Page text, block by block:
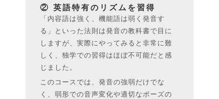
② 英語特有のリズムを習得
「内容語は強く、機能語は弱く発音す
る」といった法則は発音の教科書で目に
しますが、実際にやってみると非常に難
しく、独学での習得はほぼ不可能だと感
じました。
このコースでは、発音の強弱だけでな
く、弱形での音声変化や適切なポーズの